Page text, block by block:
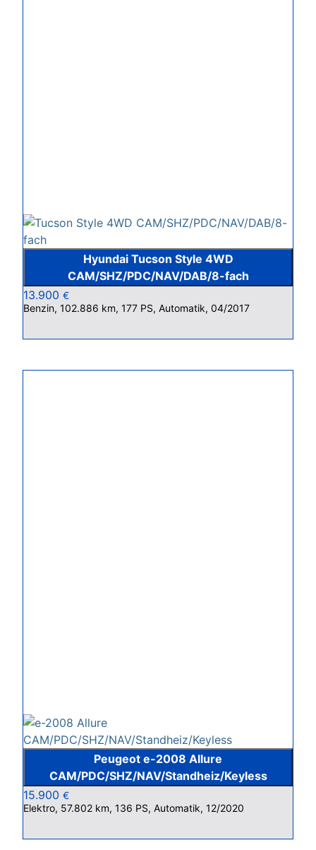
Hyundai Tucson Style 4WD
CAM/SHZ/PDC/NAV/DAB/8-fach
13.900 €
Benzin, 102.886 km, 177 PS, Automatik, 04/2017
Peugeot e-2008 Allure
CAM/PDC/SHZ/NAV/Standheiz/Keyless
15.900 €
Elektro, 57.802 km, 136 PS, Automatik, 12/2020